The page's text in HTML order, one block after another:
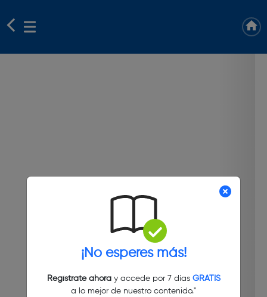
¡No esperes más!
Regístrate ahoray accede por 7 días GRATIS
a lo mejor de nuestro contenido."